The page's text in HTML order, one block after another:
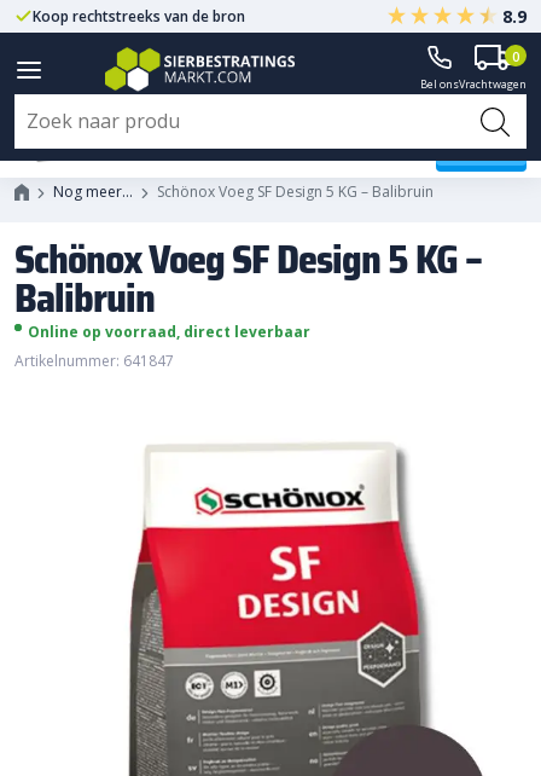
Koop rechtstreeks van de bron Centrale ligging NL 8.9
Bel onsVrachtwagen
0
Nog meer… Schönox Voeg SF Design 5 KG – Balibruin
Schönox Voeg SF Design 5 KG –
Balibruin
Online op voorraad, direct leverbaar
Artikelnummer: 641847
Schönox Voeg SF Design 5 KG -
Balibruin